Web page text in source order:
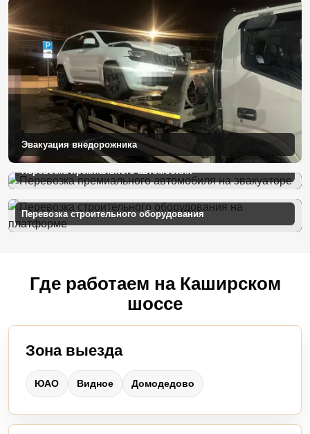
Эвакуация внедорожника
Перевозка премиального автомобиля
Перевозка строительного оборудования
Где работаем на Каширском
шоссе
Зона выезда
ЮАО Видное Домодедово